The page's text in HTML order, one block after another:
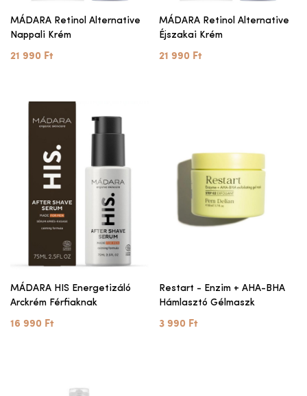
MÁDARA Retinol Alternative
Nappali Krém
21 990 Ft
MÁDARA Retinol Alternative
Éjszakai Krém
21 990 Ft
MÁDARA HIS Energetizáló
Arckrém Férfiaknak
16 990 Ft
Restart - Enzim + AHA-BHA
Hámlasztó Gélmaszk
3 990 Ft